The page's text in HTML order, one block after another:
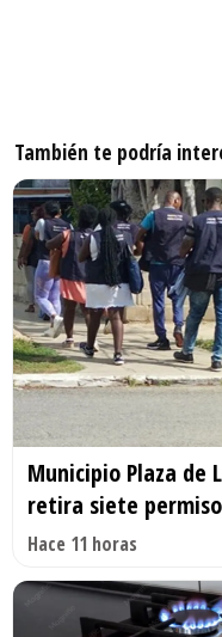
También te podría
Municipio Plaza de
retira siete
Hace 11 horas